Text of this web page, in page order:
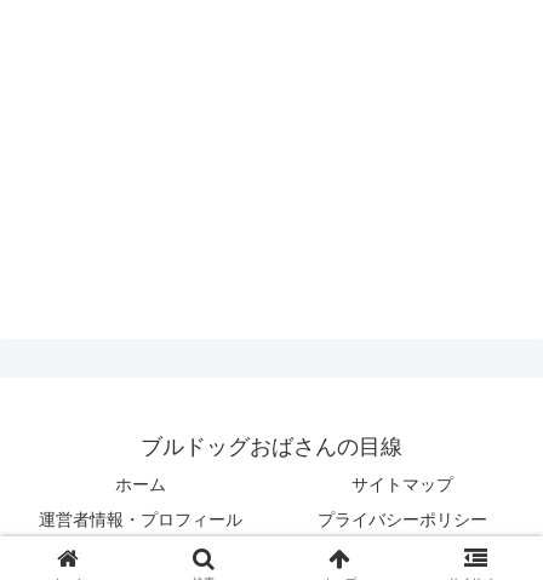
ブルドッグおばさんの目線
ホーム
サイトマップ
運営者情報・プロフィール
プライバシーポリシー
© 2017 ブルドッグおばさんの目線.